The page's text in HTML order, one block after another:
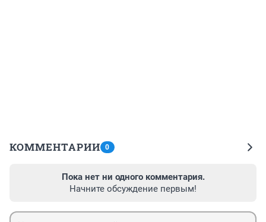
КОММЕНТАРИИ 0
Пока нет ни одного комментария.
Начните обсуждение первым!